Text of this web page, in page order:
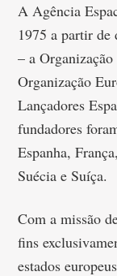
A Agência
1975 a partir de
– a
Organização
Lançadores
fundadores
Espanha,
Suécia e Suíça.
Com a missão
fins
estados